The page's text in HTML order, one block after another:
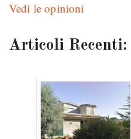
Vedi le opinioni
Articoli Recenti: